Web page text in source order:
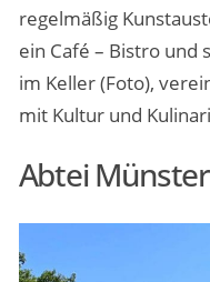
regelmäßig
ein Café – Bistro und
im Keller (Foto),
mit Kultur und
Abtei